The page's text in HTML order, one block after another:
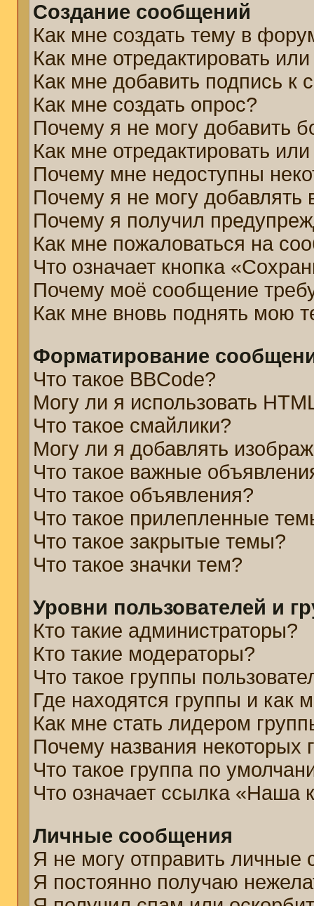
Создание сообщений
Как мне создать тему в
Как мне отредактировать
Как мне добавить подпись
Как мне создать опрос?
Почему я не могу добавить
Как мне отредактировать
Почему мне недоступны
Почему я не могу добавлять
Почему я получил
Как мне пожаловаться на
Что означает кнопка
Почему моё сообщение
Как мне вновь поднять мою
Форматирование
Что такое BBCode?
Могу ли я использовать
Что такое смайлики?
Могу ли я добавлять
Что такое важные
Что такое объявления?
Что такое прилепленные
Что такое закрытые темы?
Что такое значки тем?
Уровни пользователей и
Кто такие администраторы?
Кто такие модераторы?
Что такое группы
Где находятся группы и как
Как мне стать лидером
Почему названия некоторых
Что такое группа по
Что означает ссылка «Наша
Личные сообщения
Я не могу отправить личные
Я постоянно получаю